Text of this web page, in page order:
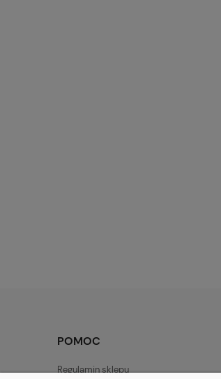
POMOC
Regulamin sklepu